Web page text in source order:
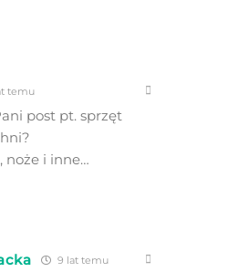
temu
post pt. sprzęt
noże i inne…
9 lat temu